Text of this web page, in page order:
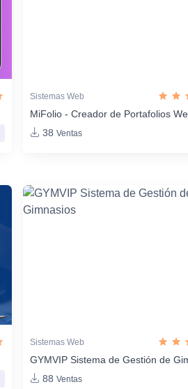
Sistemas Web
MiFolio - Creador de Portafolios
38 Ventas
Sistemas Web
GYMVIP Sistema de Gestión de
88 Ventas